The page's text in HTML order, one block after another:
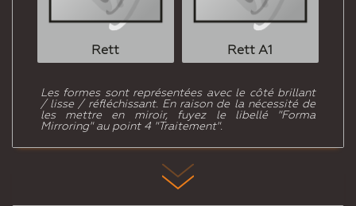
Rett Rett A1
Les formes sont représentées avec le côté brillant
/ lisse / réfléchissant. En raison de la nécessité de
les mettre en miroir, fuyez le libellé "Forma
Mirroring" au point 4 "Traitement".